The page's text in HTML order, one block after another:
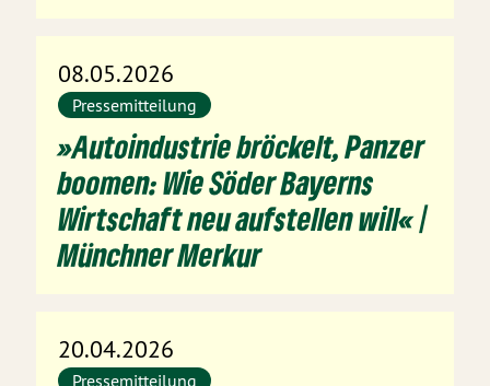
08.05.2026
Pressemitteilung
»Autoindustrie bröckelt, Panzer
boomen: Wie Söder Bayerns
Wirtschaft neu aufstellen will« |
Münchner Merkur
20.04.2026
Pressemitteilung